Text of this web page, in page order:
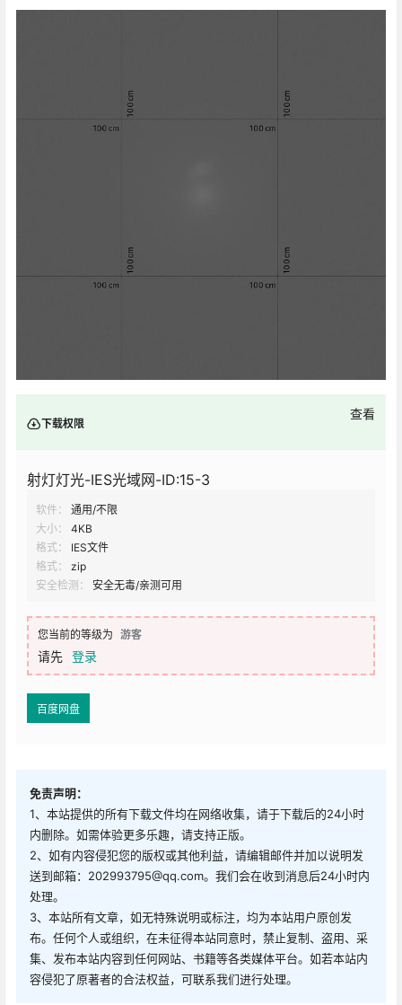
下载权限
查看
射灯灯光-IES光域网-ID:15-3
软件：
通用/不限
大小：
4KB
格式：
IES文件
格式：
zip
安全检测：
安全无毒/亲测可用
您当前的等级为 游客
请先 登录
百度网盘
免责声明：
1、本站提供的所有下载文件均在网络收集，请于下载后的24小时
内删除。如需体验更多乐趣，请支持正版。
2、如有内容侵犯您的版权或其他利益，请编辑邮件并加以说明发
送到邮箱：202993795@qq.com。我们会在收到消息后24小时内
处理。
3、本站所有文章，如无特殊说明或标注，均为本站用户原创发
布。任何个人或组织，在未征得本站同意时，禁止复制、盗用、采
集、发布本站内容到任何网站、书籍等各类媒体平台。如若本站内
容侵犯了原著者的合法权益，可联系我们进行处理。